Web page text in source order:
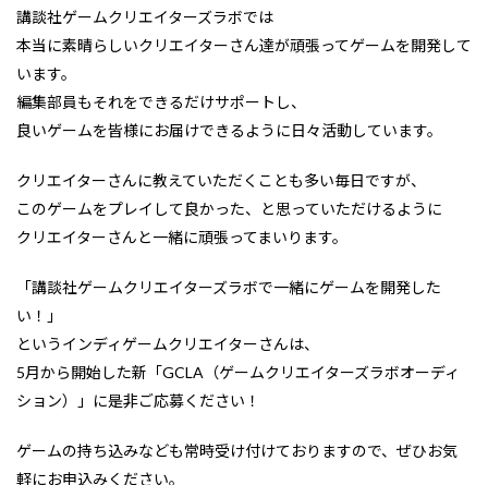
講談社ゲームクリエイターズラボでは
本当に素晴らしいクリエイターさん達が頑張ってゲームを開発して
います。
編集部員もそれをできるだけサポートし、
良いゲームを皆様にお届けできるように日々活動しています。
クリエイターさんに教えていただくことも多い毎日ですが、
このゲームをプレイして良かった、と思っていただけるように
クリエイターさんと一緒に頑張ってまいります。
「講談社ゲームクリエイターズラボで一緒にゲームを開発した
い！」
というインディゲームクリエイターさんは、
5月から開始した新「GCLA（ゲームクリエイターズラボオーディ
ション）」に是非ご応募ください！
ゲームの持ち込みなども常時受け付けておりますので、ぜひお気
軽にお申込みください。